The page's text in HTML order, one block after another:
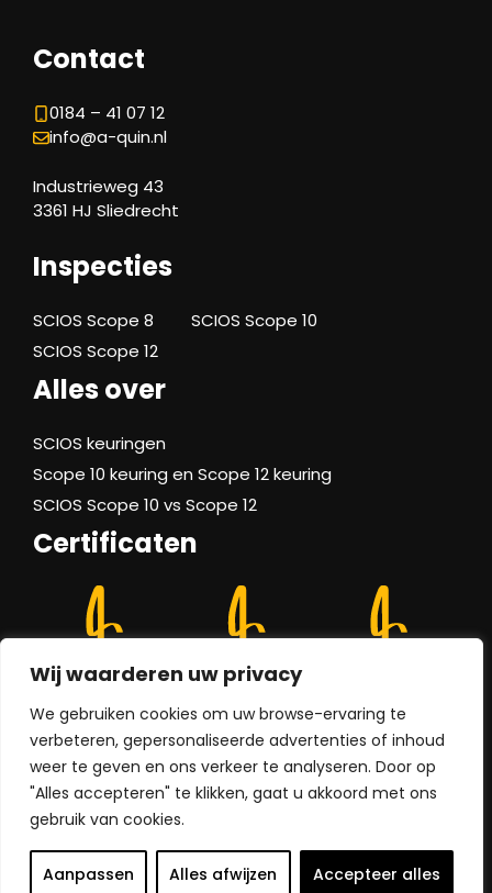
Wij waarderen uw privacy
We gebruiken cookies om uw browse-ervaring te
verbeteren, gepersonaliseerde advertenties of inhoud
weer te geven en ons verkeer te analyseren. Door op
"Alles accepteren" te klikken, gaat u akkoord met ons
gebruik van cookies.
Aanpassen Alles afwijzen Accepteer alles
Contact
0184 – 41 07 12
info@a-quin.nl
Industrieweg 43
3361 HJ Sliedrecht
Inspecties
SCIOS Scope 8
SCIOS Scope 10
SCIOS Scope 12
Alles over
SCIOS keuringen
Scope 10 keuring en Scope 12 keuring
SCIOS Scope 10 vs Scope 12
Certificaten
Gebruikersverklaring
Privacy verklaring
2026A-Quin